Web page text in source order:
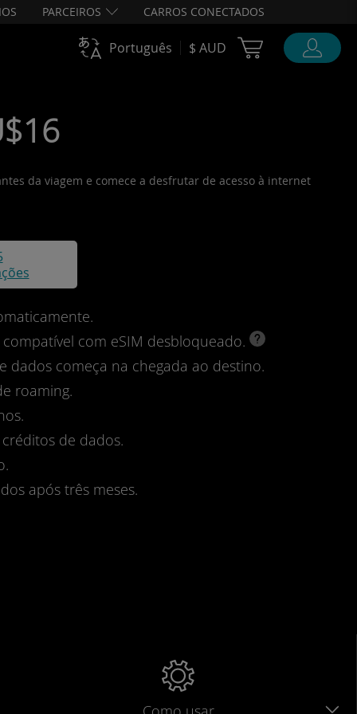
PARCEIROS CARROS CONECTADOS
Português $ AUD Cart Ubigi
da viagem e comece a desfrutar de acesso à internet
com eSIM desbloqueado.
dados começa na chegada ao destino.
roaming.
de dados.
após três meses.